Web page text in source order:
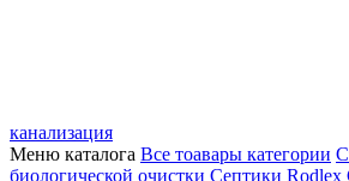
канализация
Меню каталога Все тоавары категории
биологической очистки Септики Rodlex